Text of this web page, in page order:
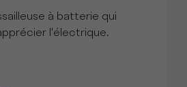
à batterie qui
l'électrique.